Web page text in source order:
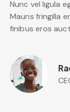
Nunc vel ligula
Mauris fringilla
finibus eros